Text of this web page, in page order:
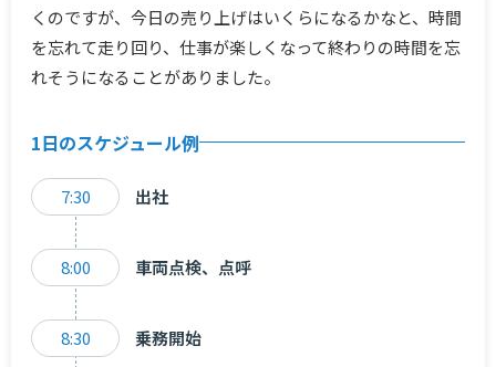
くのですが、今日の売り上げはいくらになるかなと、時間
を忘れて走り回り、仕事が楽しくなって終わりの時間を忘
れそうになることがありました。
1日のスケジュール例
7:30 出社
8:00 車両点検、点呼
8:30 乗務開始